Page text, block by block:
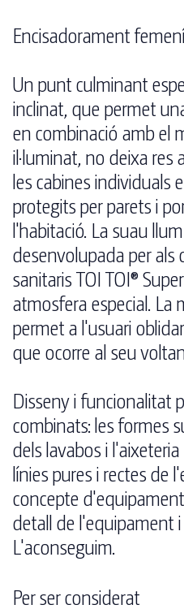
Encisadorament
Un punt culminant
inclinat, que permet
en combinació amb el
il·luminat, no deixa res
les cabines individuals
protegits per parets i
l'habitació. La suau
desenvolupada per als
sanitaris TOI TOI®
atmosfera especial. La
permet a l'usuari
que ocorre al seu
Disseny i funcionalitat
combinats: les formes
dels lavabos i
línies pures i rectes de
concepte
detall de l'equipament
L'aconseguim.
Per ser considerat